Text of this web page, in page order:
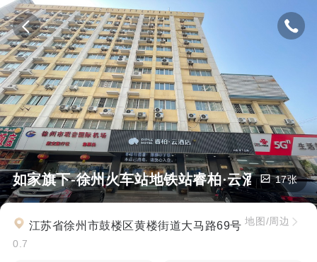
如家旗下-徐州火车站地铁站睿柏·云酒店 17张
江苏省徐州市鼓楼区黄楼街道大马路69号
0.7
地图/周边